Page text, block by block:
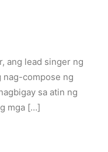
and Calm
lives – the pet's
ang lead singer ng
nag-compose ng
sa atin ng
mga […]